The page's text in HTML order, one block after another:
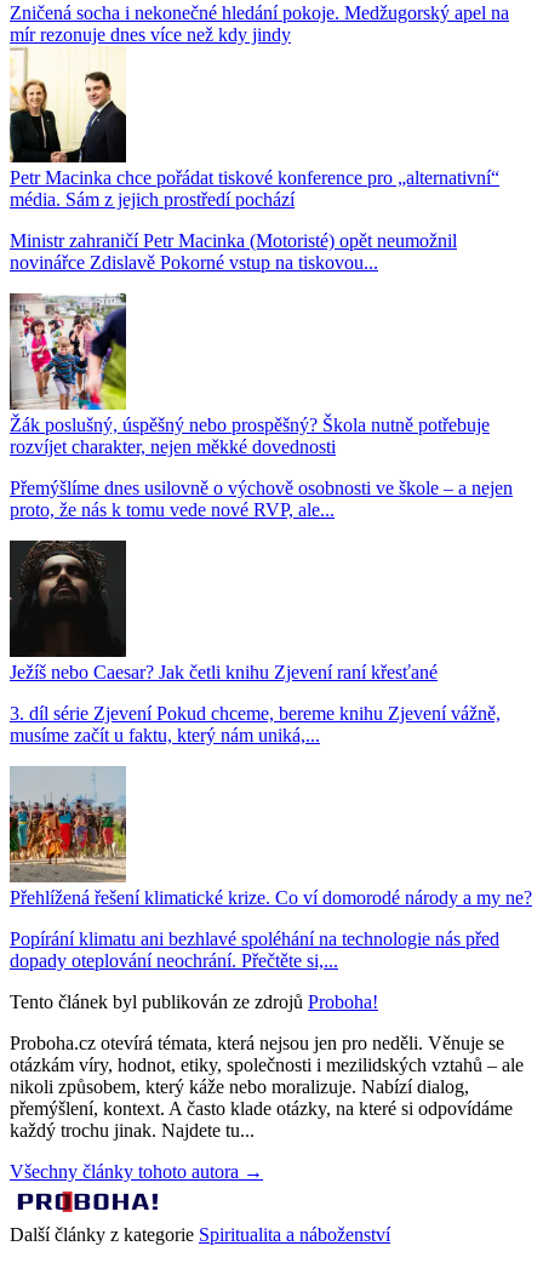
Zničená socha i nekonečné hledání pokoje. Medžugorský apel na
mír rezonuje dnes více než kdy jindy
Petr Macinka chce pořádat tiskové konference pro „alternativní“
média. Sám z jejich prostředí pochází
Ministr zahraničí Petr Macinka (Motoristé) opět neumožnil
novinářce Zdislavě Pokorné vstup na tiskovou...
Žák poslušný, úspěšný nebo prospěšný? Škola nutně potřebuje
rozvíjet charakter, nejen měkké dovednosti
Přemýšlíme dnes usilovně o výchově osobnosti ve škole – a nejen
proto, že nás k tomu vede nové RVP, ale...
Ježíš nebo Caesar? Jak četli knihu Zjevení raní křesťané
3. díl série Zjevení Pokud chceme, bereme knihu Zjevení vážně,
musíme začít u faktu, který nám uniká,...
Přehlížená řešení klimatické krize. Co ví domorodé národy a my ne?
Popírání klimatu ani bezhlavé spoléhání na technologie nás před
dopady oteplování neochrání. Přečtěte si,...
Tento článek byl publikován ze zdrojů Proboha!
Proboha.cz otevírá témata, která nejsou jen pro neděli. Věnuje se
otázkám víry, hodnot, etiky, společnosti i mezilidských vztahů – ale
nikoli způsobem, který káže nebo moralizuje. Nabízí dialog,
přemýšlení, kontext. A často klade otázky, na které si odpovídáme
každý trochu jinak. Najdete tu...
Všechny články tohoto autora →
Další články z kategorie Spiritualita a náboženství